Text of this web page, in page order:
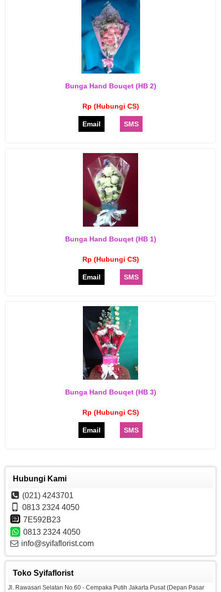
Bunga Hand Bouqet (HB 2)
Rp (Hubungi CS)
Email SMS
Bunga Hand Bouqet (HB 1)
Rp (Hubungi CS)
Email SMS
Bunga Hand Bouqet (HB 3)
Rp (Hubungi CS)
Email SMS
Hubungi Kami
(021) 4243701
0813 2324 4050
7E592B23
0813 2324 4050
info@syifaflorist.com
Toko Syifaflorist
Jl. Rawasari Selatan No.60 - Cempaka Putih Jakarta Pusat (Depan Pasar